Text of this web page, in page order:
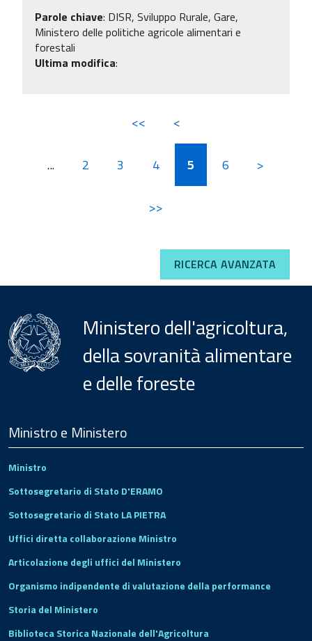
Parole chiave: DISR, Sviluppo Rurale, Gare,
Ministero delle politiche agricole alimentari e
forestali
Ultima modifica:
<< <
... 2 3 4 5 6 >
>>
RICERCA AVANZATA
Ministero dell'agricoltura,
della sovranità alimentare
e delle foreste
Footer
Ministro e Ministero
Ministro
Sottosegretario di Stato D'ERAMO
Sottosegretario di Stato LA PIETRA
Uffici diretta collaborazione Ministro
Articolazione degli uffici del Ministero
Organismo indipendente di valutazione della performance
Storia del Ministero
Biblioteca Storica Nazionale dell'Agricoltura